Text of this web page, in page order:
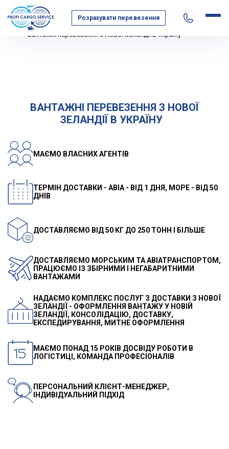
Розрахувати перевезення
Головна Географія перевезень
Австралія та Океанія
Вантажні перевезення з Нової Зеландії в Україну
ВАНТАЖНІ ПЕРЕВЕЗЕННЯ З НОВОЇ
ЗЕЛАНДІЇ В УКРАЇНУ
МАЄМО ВЛАСНИХ АГЕНТІВ
ТЕРМІН ДОСТАВКИ - АВІА - ВІД 1 ДНЯ, МОРЕ - ВІД 50
ДНІВ
ДОСТАВЛЯЄМО ВІД 50 КГ ДО 250 ТОНН І БІЛЬШЕ
ДОСТАВЛЯЄМО МОРСЬКИМ ТА АВІАТРАНСПОРТОМ,
ПРАЦЮЄМО ІЗ ЗБІРНИМИ І НЕГАБАРИТНИМИ
ВАНТАЖАМИ
НАДАЄМО КОМПЛЕКС ПОСЛУГ З ДОСТАВКИ З НОВОЇ
ЗЕЛАНДІЇ - ОФОРМЛЕННЯ ВАНТАЖУ У НОВІЙ
ЗЕЛАНДІЇ, КОНСОЛІДАЦІЮ, ДОСТАВКУ,
ЕКСПЕДИРУВАННЯ, МИТНЕ ОФОРМЛЕННЯ
МАЄМО ПОНАД 15 РОКІВ ДОСВІДУ РОБОТИ В
ЛОГІСТИЦІ, КОМАНДА ПРОФЕСІОНАЛІВ
ПЕРСОНАЛЬНИЙ КЛІЄНТ-МЕНЕДЖЕР,
ІНДИВІДУАЛЬНИЙ ПІДХІД